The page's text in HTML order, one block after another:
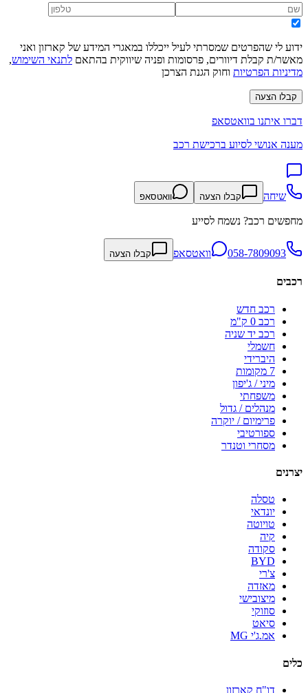
ידוע לי שהפרטים שמסרתי לעיל ייכללו במאגרי המידע של קארזון ואני
מאשר/ת קבלת דיוורים, פרסומות ופניה שיווקית בהתאם לתנאי השימוש,
מדיניות הפרטיות וחוק הגנת הצרכן
קבלו הצעה
דברו איתנו בוואטסאפ
מענה אנושי לסיוע ברכישת רכב
שיחה קבלו הצעה וואטסאפ
מחפשים רכב? נשמח לסייע
058-7809093 וואטסאפ קבלו הצעה
רכבים
רכב חדש
רכב 0 ק"מ
רכב יד שניה
חשמלי
היברידי
7 מקומות
מיני / ג'יפון
משפחתי
מנהלים / גדול
פרימיום / יוקרה
ספורטיבי
מסחרי וטנדר
יצרנים
טסלה
יונדאי
טויוטה
קיה
סקודה
BYD
צ'רי
מאזדה
מיצובישי
סוזוקי
סיאט
אמ.ג'י MG
כלים
דו"ח קארזון